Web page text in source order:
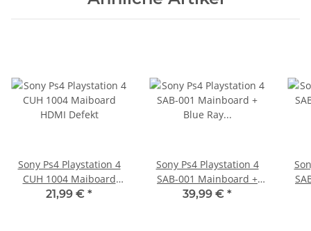
Sony Ps4 Playstation 4
CUH 1004 Maiboard
HDMI Defekt
21,99 € *
Sony Ps4 Playstation 4
SAB-001 Mainboard +
Blue Ray Mainboard
39,99 € *